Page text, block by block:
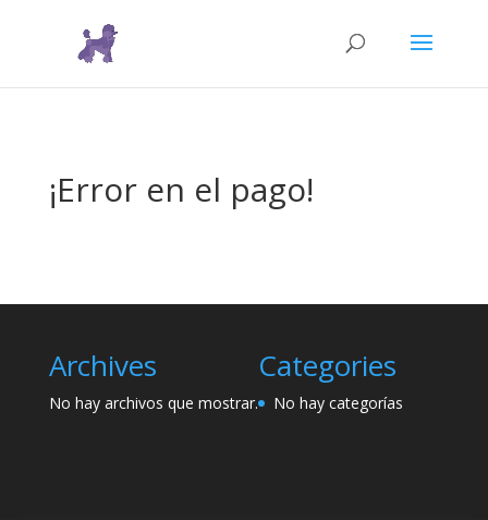
¡Error en el pago!
Archives
No hay archivos que mostrar.
Categories
No hay categorías